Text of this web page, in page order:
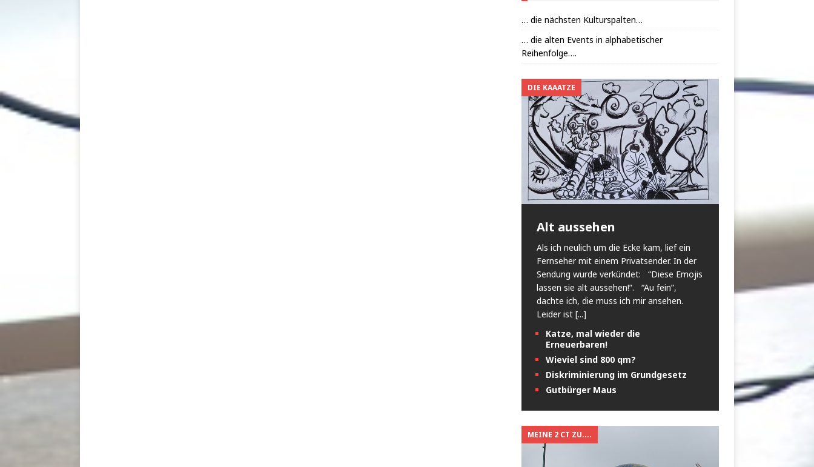
… die nächsten Kulturspalten…
… die alten Events in alphabetischer
Reihenfolge….
DIE KAAATZE
Alt aussehen
Als ich neulich um die Ecke kam, lief ein
Fernseher mit einem Privatsender. In der
Sendung wurde verkündet: “Diese Emojis
lassen sie alt aussehen!”. “Au fein”,
dachte ich, die muss ich mir ansehen.
Leider ist [...]
Katze, mal wieder die
Erneuerbaren!
Wieviel sind 800 qm?
Diskriminierung im Grundgesetz
Gutbürger Maus
MEINE 2 CT ZU....